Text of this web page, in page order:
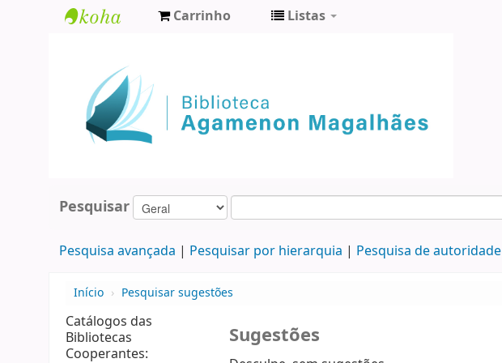
Agamenon
Magalhães
Carrinho Listas
Pesquisar
Pesquisa avançada Pesquisar por hierarquia Pesquisa de autoridade
Início › Pesquisar sugestões
Catálogos das
Bibliotecas
Cooperantes:
Sugestões